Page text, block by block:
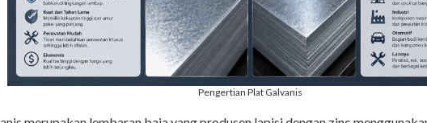
Pengertian Plat Galvanis